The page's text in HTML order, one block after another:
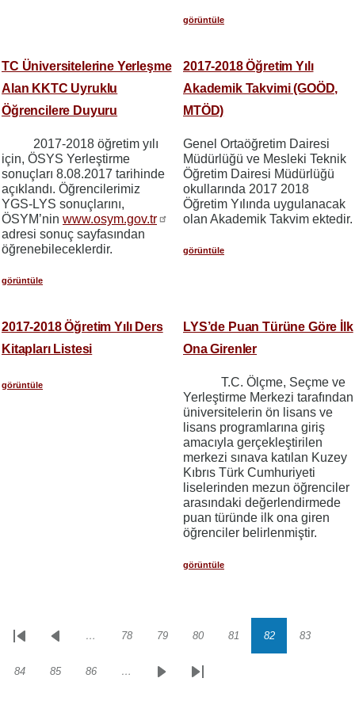
görüntüle
TC Üniversitelerine Yerleşme
Alan KKTC Uyruklu
Öğrencilere Duyuru
2017-2018 öğretim yılı
için, ÖSYS Yerleştirme
sonuçları 8.08.2017 tarihinde
açıklandı. Öğrencilerimiz
YGS-LYS sonuçlarını,
ÖSYM’nin www.osym.gov.tr
adresi sonuç sayfasından
öğrenebileceklerdir.
görüntüle
2017-2018 Öğretim Yılı
Akademik Takvimi (GOÖD,
MTÖD)
Genel Ortaöğretim Dairesi
Müdürlüğü ve Mesleki Teknik
Öğretim Dairesi Müdürlüğü
okullarında 2017 2018
Öğretim Yılında uygulanacak
olan Akademik Takvim ektedir.
görüntüle
2017-2018 Öğretim Yılı Ders
Kitapları Listesi
görüntüle
LYS’de Puan Türüne Göre İlk
Ona Girenler
T.C. Ölçme, Seçme ve
Yerleştirme Merkezi tarafından
üniversitelerin ön lisans ve
lisans programlarına giriş
amacıyla gerçekleştirilen
merkezi sınava katılan Kuzey
Kıbrıs Türk Cumhuriyeti
liselerinden mezun öğrenciler
arasındaki değerlendirmede
puan türünde ilk ona giren
öğrenciler belirlenmiştir.
görüntüle
Sayfalama
İlk
Önceki… Sayfa
78 Sayfa
79 Sayfa
80 Sayfa
81 Sayfa
82 Sayfa
83
Sayfa
84 Sayfa
85 Sayfa
86 …
SonrakiSon